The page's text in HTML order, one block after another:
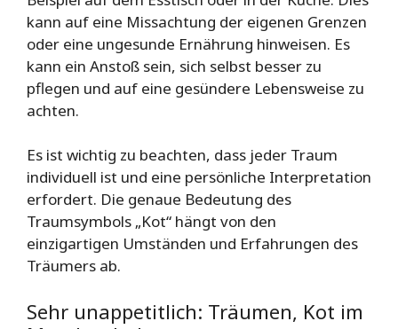
kann auf eine Missachtung der eigenen Grenzen
oder eine ungesunde Ernährung hinweisen. Es
kann ein Anstoß sein, sich selbst besser zu
pflegen und auf eine gesündere Lebensweise zu
achten.
Es ist wichtig zu beachten, dass jeder Traum
individuell ist und eine persönliche Interpretation
erfordert. Die genaue Bedeutung des
Traumsymbols „Kot“ hängt von den
einzigartigen Umständen und Erfahrungen des
Träumers ab.
Sehr unappetitlich: Träumen, Kot im